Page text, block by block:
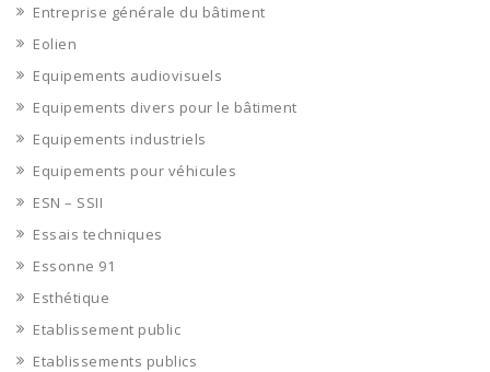
Entreprise générale du bâtiment
Eolien
Equipements audiovisuels
Equipements divers pour le bâtiment
Equipements industriels
Equipements pour véhicules
ESN – SSII
Essais techniques
Essonne 91
Esthétique
Etablissement public
Etablissements publics